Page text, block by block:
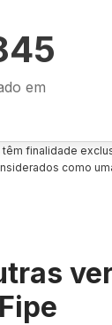
em
finalidade
como